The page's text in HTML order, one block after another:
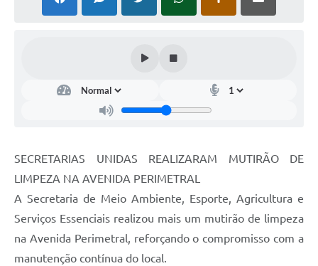
Telefones Úteis
SECRETARIAS UNIDAS REALIZARAM MUTIRÃO DE
LIMPEZA NA AVENIDA PERIMETRAL
A Secretaria de Meio Ambiente, Esporte, Agricultura e
Serviços Essenciais realizou mais um mutirão de limpeza
na Avenida Perimetral, reforçando o compromisso com a
manutenção contínua do local.